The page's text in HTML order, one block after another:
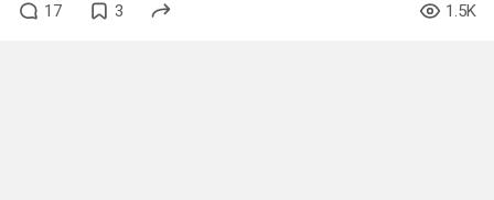
17 3 1.5K